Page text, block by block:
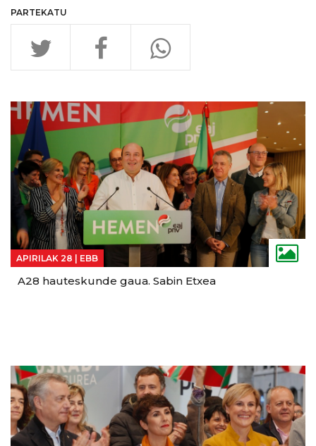
PARTEKATU
INTERESATU ZAITEZ
APIRILAK 28 | EBB
A28 hauteskunde gaua. Sabin Etxea